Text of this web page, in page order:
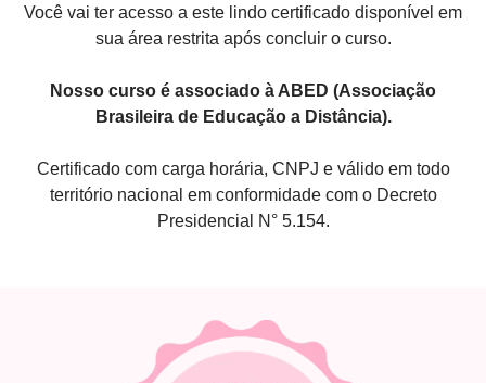
Você vai ter acesso a este lindo certificado disponível em
sua área restrita após concluir o curso.
Nosso curso é associado à ABED (Associação
Brasileira de Educação a Distância).
Certificado com carga horária, CNPJ e válido em todo
território nacional em conformidade com o Decreto
Presidencial N° 5.154.